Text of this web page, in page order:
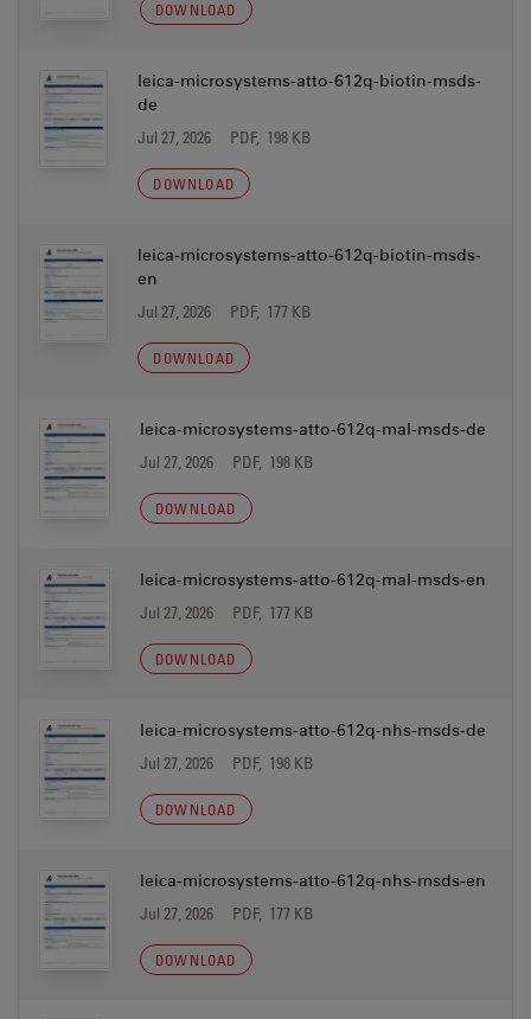
DOWNLOAD
leica-microsystems-atto-612q-biotin-msds-
de
Jul 27, 2026 PDF, 198 KB
DOWNLOAD
leica-microsystems-atto-612q-biotin-msds-
en
Jul 27, 2026 PDF, 177 KB
DOWNLOAD
leica-microsystems-atto-612q-mal-msds-de
Jul 27, 2026 PDF, 198 KB
DOWNLOAD
leica-microsystems-atto-612q-mal-msds-en
Jul 27, 2026 PDF, 177 KB
DOWNLOAD
leica-microsystems-atto-612q-nhs-msds-de
Jul 27, 2026 PDF, 198 KB
DOWNLOAD
leica-microsystems-atto-612q-nhs-msds-en
Jul 27, 2026 PDF, 177 KB
DOWNLOAD